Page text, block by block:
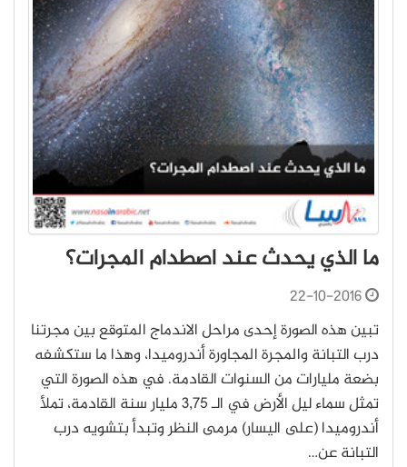
ما الذي يحدث عند اصطدام المجرات؟
22-10-2016
تبين هذه الصورة إحدى مراحل الاندماج المتوقع بين مجرتنا
درب التبانة والمجرة المجاورة أندروميدا، وهذا ما ستكشفه
بضعة مليارات من السنوات القادمة. في هذه الصورة التي
تمثل سماء ليل الأرض في الـ 3,75 مليار سنة القادمة، تملأ
أندروميدا (على اليسار) مرمى النظر وتبدأ بتشويه درب
التبانة عن…